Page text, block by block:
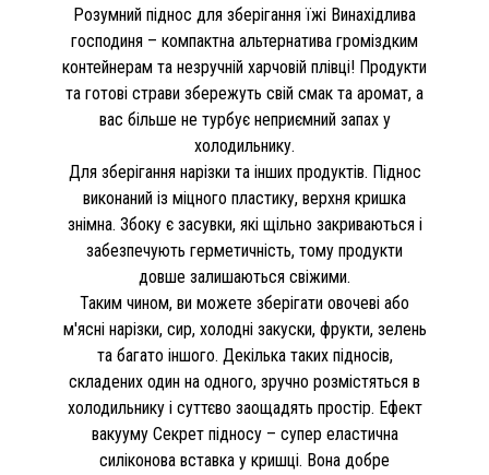
Розумний піднос для зберігання їжі Винахідлива
господиня – компактна альтернатива громіздким
контейнерам та незручній харчовій плівці! Продукти
та готові страви збережуть свій смак та аромат, а
вас більше не турбує неприємний запах у
холодильнику.
Для зберігання нарізки та інших продуктів. Піднос
виконаний із міцного пластику, верхня кришка
знімна. Збоку є засувки, які щільно закриваються і
забезпечують герметичність, тому продукти
довше залишаються свіжими.
Таким чином, ви можете зберігати овочеві або
м'ясні нарізки, сир, холодні закуски, фрукти, зелень
та багато іншого. Декілька таких підносів,
складених один на одного, зручно розмістяться в
холодильнику і суттєво заощадять простір. Ефект
вакууму Секрет підносу – супер еластична
силіконова вставка у кришці. Вона добре